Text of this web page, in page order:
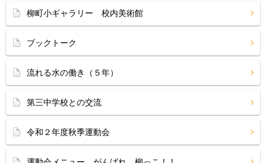
柳町小ギャラリー 校内美術館
ブックトーク
流れる水の働き（５年）
第三中学校との交流
令和２年度秋季運動会